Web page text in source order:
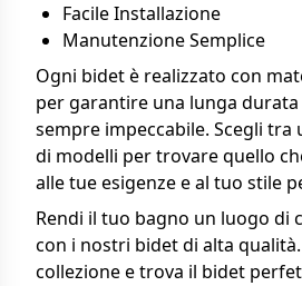
Facile Installazione
Manutenzione Semplice
Ogni bidet è realizzato con
per garantire una lunga
sempre impeccabile. Scegli tra
di modelli per trovare quello
alle tue esigenze e al tuo stile
Rendi il tuo bagno un luogo di
con i nostri bidet di alta
collezione e trova il bidet